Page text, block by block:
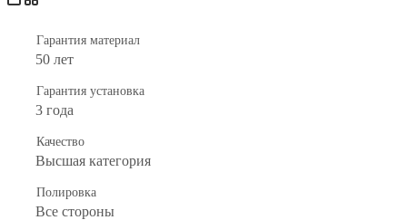
Гарантия материал
50 лет
Гарантия установка
3 года
Качество
Высшая категория
Полировка
Все стороны